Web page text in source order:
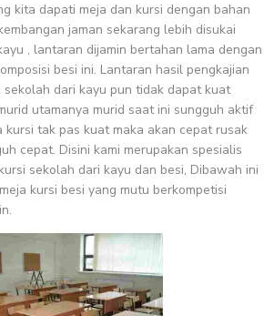
kita dapati meja dan kursi dengan bahan
jaman sekarang lebih disukai
, lantaran dijamin bertahan lama dengan
besi ini. Lantaran hasil pengkajian
sekolah dari kayu pun tidak dapat kuat
utamanya murid saat ini sungguh aktif
kursi tak pas kuat maka akan cepat rusak
cepat. Disini kami merupakan spesialis
sekolah dari kayu dan besi, Dibawah ini
kursi besi yang mutu berkompetisi